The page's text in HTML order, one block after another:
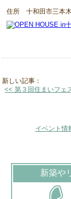
住所 十和田市三本木
新しい記事：
<< 第３回住まいフェ
イベント情
新築や